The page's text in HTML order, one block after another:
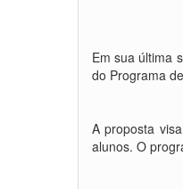
Em sua última
do Programa
A proposta
alunos. O